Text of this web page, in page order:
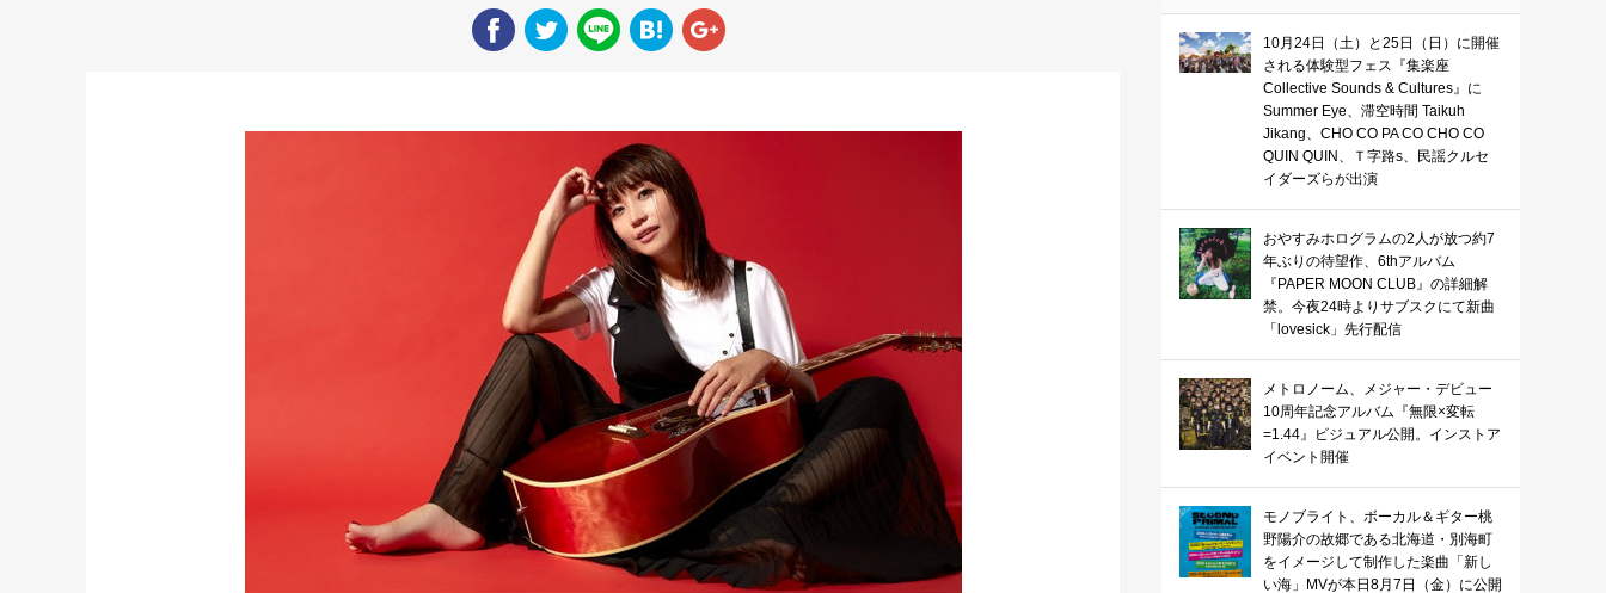
10月24日（土）と25日（日）に開催
される体験型フェス『集楽座
Collective Sounds & Cultures』に
Summer Eye、滞空時間 Taikuh
Jikang、CHO CO PA CO CHO CO
QUIN QUIN、Ｔ字路s、民謡クルセ
イダーズらが出演
おやすみホログラムの2人が放つ約7
年ぶりの待望作、6thアルバム
『PAPER MOON CLUB』の詳細解
禁。今夜24時よりサブスクにて新曲
「lovesick」先行配信
メトロノーム、メジャー・デビュー
10周年記念アルバム『無限×変転
=1.44』ビジュアル公開。インストア
イベント開催
モノブライト、ボーカル＆ギター桃
野陽介の故郷である北海道・別海町
をイメージして制作した楽曲「新し
い海」MVが本日8月7日（金）に公開